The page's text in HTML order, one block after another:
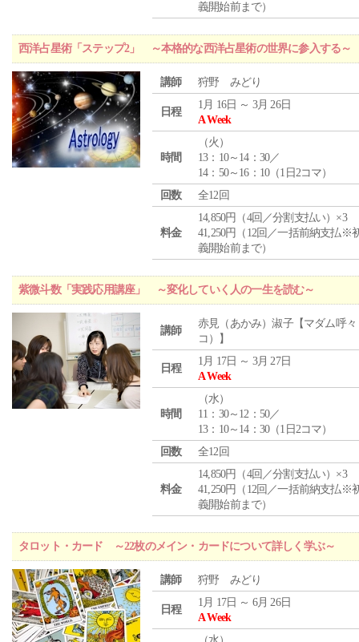
義開始前まで）
西洋占星術「ステップ2」 ～本格的な西洋占星術の世界に参入する～
講師 狩野 みどり
日程
1月 16日 ～ 3月 26日
A Week
時間
（火 ）
13：10～14：30／
14：50～16：10（1日2コマ）
回数
全12回
料金
14,850円（4回／分割支払い）×3
41,250円（12回／一括前納支払※
義開始前まで）
紫微斗数「実践応用講座」 ～変化していく人の一生を読む～
講師
赤見（あかみ）淑子【マダム呼々
コ）】
日程
1月 17日 ～ 3月 27日
A Week
時間
（水）
11：30～12：50／
13：10～14：30（1日2コマ）
回数
全12回
料金
14,850円（4回／分割支払い）×3
41,250円（12回／一括前納支払※
義開始前まで）
タロット・カード ～22枚のメイン・カードについて詳しく学ぶ～
講師 狩野 みどり
日程
1月 17日 ～ 6月 26日
A Week